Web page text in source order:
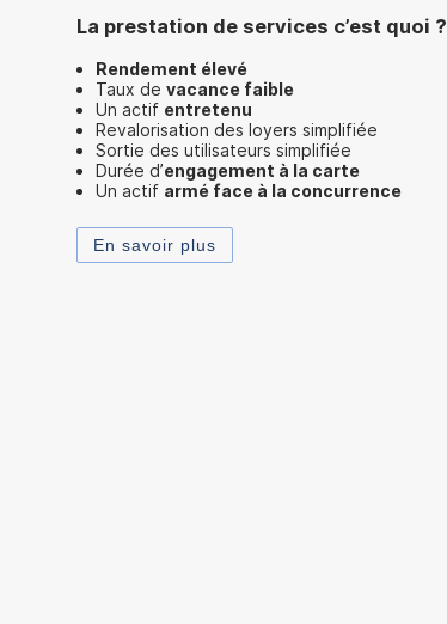
La prestation de services c’est quoi ?
Rendement élevé
Taux de vacance faible
Un actif entretenu
Revalorisation des loyers simplifiée
Sortie des utilisateurs simplifiée
Durée d’engagement à la carte
Un actif armé face à la concurrence
En savoir plus